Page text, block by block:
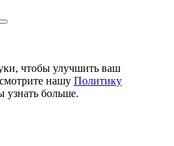
чтобы улучшить ваш
нашу Политику
узнать больше.